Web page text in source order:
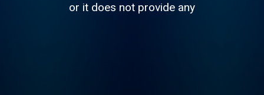
or it does not provide any